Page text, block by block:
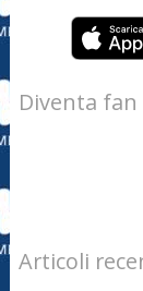
Diventa
Articoli